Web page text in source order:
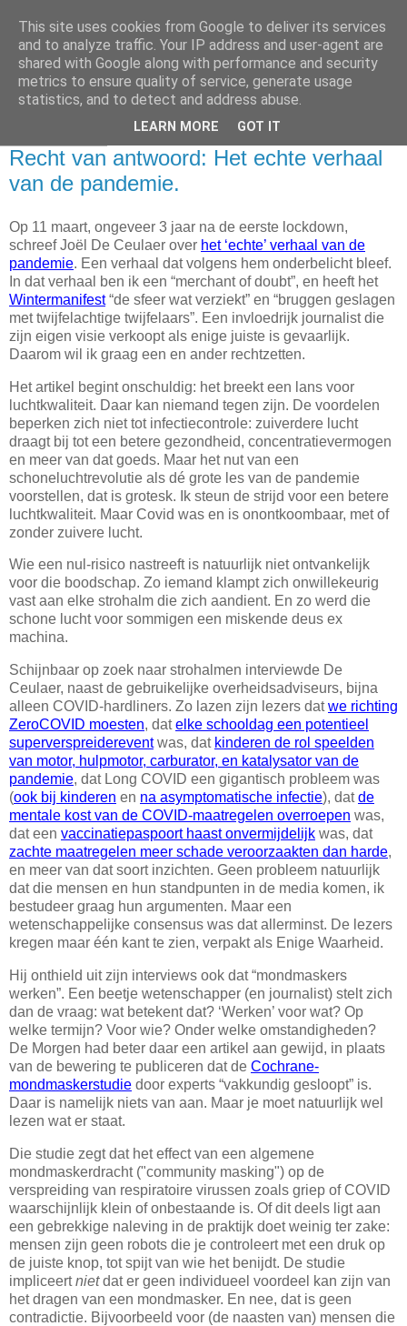
Doordenkers - over mens
en maatschappij
Recht van antwoord: Het echte verhaal
van de pandemie.
Op 11 maart, ongeveer 3 jaar na de eerste lockdown,
schreef Joël De Ceulaer over het ‘echte’ verhaal van de
pandemie. Een verhaal dat volgens hem onderbelicht bleef.
In dat verhaal ben ik een “merchant of doubt”, en heeft het
Wintermanifest“de sfeer wat verziekt” en “bruggen geslagen
met twijfelachtige twijfelaars”. Een invloedrijk journalist die
zijn eigen visie verkoopt als enige juiste is gevaarlijk.
Daarom wil ik graag een en ander rechtzetten.
Het artikel begint onschuldig: het breekt een lans voor
luchtkwaliteit. Daar kan niemand tegen zijn. De voordelen
beperken zich niet tot infectiecontrole: zuiverdere lucht
draagt bij tot een betere gezondheid, concentratievermogen
en meer van dat goeds. Maar het nut van een
schoneluchtrevolutie als dé grote les van de pandemie
voorstellen, dat is grotesk. Ik steun de strijd voor een betere
luchtkwaliteit. Maar Covid was en is onontkoombaar, met of
zonder zuivere lucht.
Wie een nul-risico nastreeft is natuurlijk niet ontvankelijk
voor die boodschap. Zo iemand klampt zich onwillekeurig
vast aan elke strohalm die zich aandient. En zo werd die
schone lucht voor sommigen een miskende deus ex
machina.
Schijnbaar op zoek naar strohalmen interviewde De
Ceulaer, naast de gebruikelijke overheidsadviseurs, bijna
alleen COVID-hardliners. Zo lazen zijn lezers datwe richting
ZeroCOVID moesten, datelke schooldag een potentieel
superverspreidereventwas, dat kinderen de rol speelden
van motor, hulpmotor, carburator, en katalysator van de
pandemie, dat Long COVID een gigantisch probleem was
(ook bij kinderen en na asymptomatische infectie), datde
mentale kost van de COVID-maatregelen overroepen was,
dat een vaccinatiepaspoort haast onvermijdelijk was, dat
zachte maatregelen meer schade veroorzaakten dan harde,
en meer van dat soort inzichten. Geen probleem natuurlijk
dat die mensen en hun standpunten in de media komen, ik
bestudeer graag hun argumenten. Maar een
wetenschappelijke consensus was dat allerminst. De lezers
kregen maar één kant te zien, verpakt als Enige Waarheid.
Hij onthield uit zijn interviews ook dat “mondmaskers
werken”. Een beetje wetenschapper (en journalist) stelt zich
dan de vraag: wat betekent dat? ‘Werken’ voor wat? Op
welke termijn? Voor wie? Onder welke omstandigheden?
De Morgen had beter daar een artikel aan gewijd, in plaats
van de bewering te publiceren dat de Cochrane-
mondmaskerstudie door experts “vakkundig gesloopt” is.
Daar is namelijk niets van aan. Maar je moet natuurlijk wel
lezen wat er staat.
Die studie zegt dat het effect van een algemene
mondmaskerdracht ("community masking") op de
verspreiding van respiratoire virussen zoals griep of COVID
waarschijnlijk klein of onbestaande is. Of dit deels ligt aan
een gebrekkige naleving in de praktijk doet weinig ter zake:
mensen zijn geen robots die je controleert met een druk op
de juiste knop, tot spijt van wie het benijdt. De studie
impliceertnietdat er geen individueel voordeel kan zijn van
het dragen van een mondmasker. En nee, dat is geen
contradictie. Bijvoorbeeld voor (de naasten van) mensen die
This site uses cookies from Google to deliver its services
and to analyze traffic. Your IP address and user-agent are
shared with Google along with performance and security
metrics to ensure quality of service, generate usage
statistics, and to detect and address abuse.
LEARN MORE GOT IT